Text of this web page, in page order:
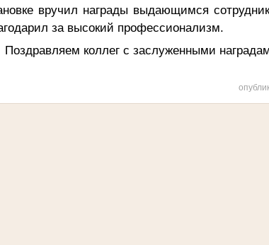
вручил награды выдающимся
за высокий профессионализм.
Поздравляем коллег с заслуженными